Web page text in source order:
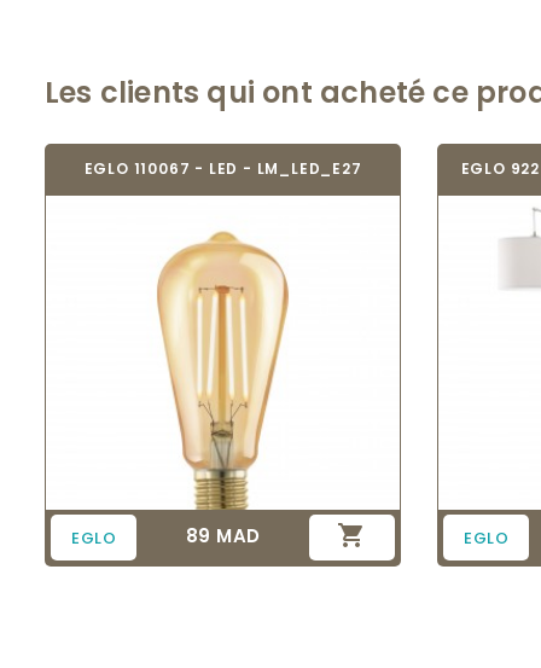
Les clients qui ont acheté ce
EGLO 110067 - LED - LM_LED_E27
EGLO Prix
89 MAD 
EGLO
EGLO